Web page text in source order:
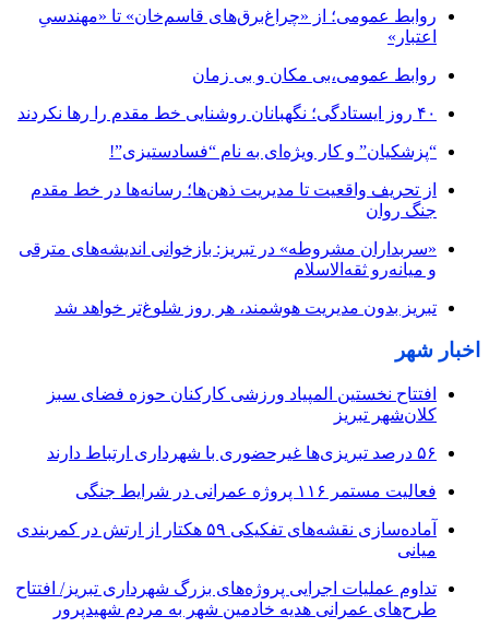
روابط عمومی؛ از «چراغ‌برق‌های قاسم‌خان» تا «مهندسیِ
اعتبار»
روابط عمومی،بی مکان و بی زمان
۴۰ روز ایستادگی؛ نگهبانان روشنایی خط مقدم را رها نکردند
“پزشکیان” و کار ویژه‌ای به نام “فسادستیزی”!
از تحریف واقعیت تا مدیریت ذهن‌ها؛ رسانه‌ها در خط مقدم
جنگ روان
«سربداران مشروطه» در تبریز: بازخوانی اندیشه‌های مترقی
و میانه‌رو ثقه‌الاسلام
تبریز بدون مدیریت هوشمند، هر روز شلوغ‌تر خواهد شد
اخبار شهر
افتتاح نخستین المپیاد ورزشی کارکنان حوزه فضای سبز
کلان‌شهر تبریز
۵۶ درصد تبریزی‌ها غیرحضوری با شهرداری ارتباط دارند
فعالیت مستمر ۱۱۶ پروژه عمرانی در شرایط جنگی
آماده‌سازی نقشه‌های تفکیکی ۵۹ هکتار از ارتش در کمربندی
میانی
تداوم عملیات اجرایی پروژه‌های بزرگ شهرداری تبریز/ افتتاح
طرح‌های عمرانی هدیه خادمین شهر به مردم شهیدپرور